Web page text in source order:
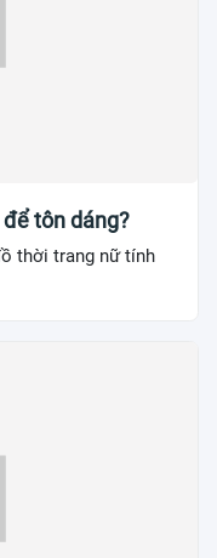
tôn dáng?
thời trang nữ tính